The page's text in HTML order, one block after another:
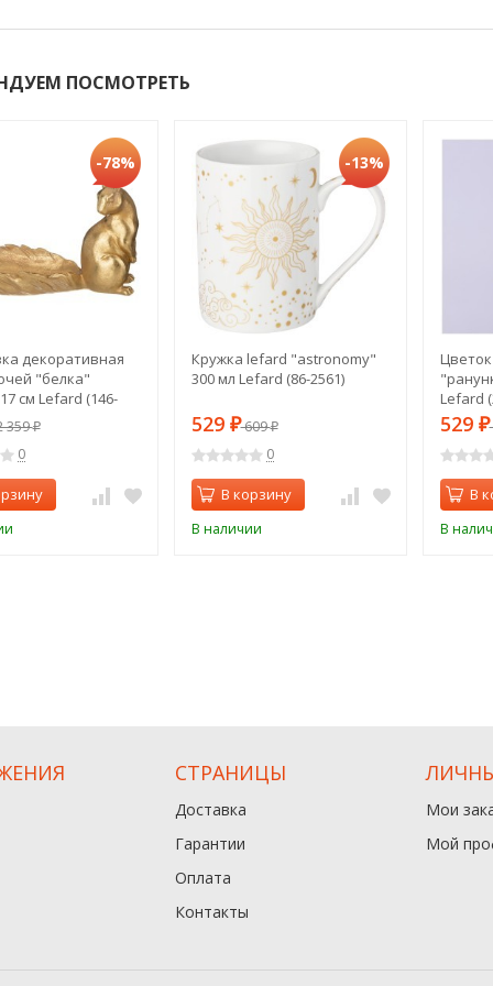
ПОСМОТРЕТЬ
-78%
декоративная
"белка"
см Lefard (146-
359₽
0
-13%
Кружка lefard "astronomy"
300 мл Lefard (86-2561)
529 ₽609₽
0
В корзину
В наличии
Lefard
529 ₽
В
В
СТРАНИЦЫ
Доставка
Гарантии
Оплата
Контакты
Мои
Мой